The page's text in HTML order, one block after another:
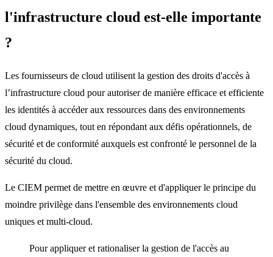
l'infrastructure cloud est-elle importante
?
Les fournisseurs de cloud utilisent la gestion des droits d'accès à
l’infrastructure cloud pour autoriser de manière efficace et efficiente
les identités à accéder aux ressources dans des environnements
cloud dynamiques, tout en répondant aux défis opérationnels, de
sécurité et de conformité auxquels est confronté le personnel de la
sécurité du cloud.
Le CIEM permet de mettre en œuvre et d'appliquer le principe du
moindre privilège dans l'ensemble des environnements cloud
uniques et multi-cloud.
Pour appliquer et rationaliser la gestion de l'accès au